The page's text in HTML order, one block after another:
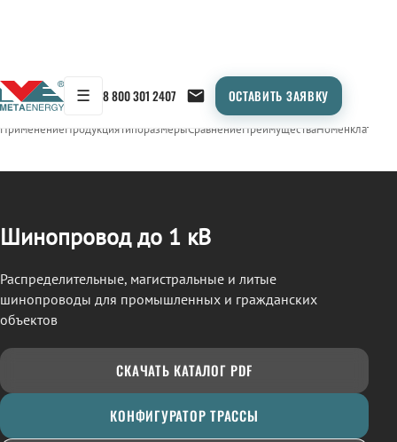
☰ 8 800 301 2407 ОСТАВИТЬ ЗАЯВКУ
← Продукция/ШИНОПРОВОД
ПрименениеПродукцияТипоразмерыСравнениеПреимуществаНоменклатура
Шинопровод до 1 кВ
Распределительные, магистральные и литые
шинопроводы для промышленных и гражданских
объектов
СКАЧАТЬ КАТАЛОГ PDF
КОНФИГУРАТОР ТРАССЫ